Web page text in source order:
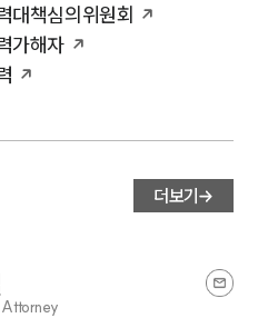
대책심의위원회
가해자
더보기